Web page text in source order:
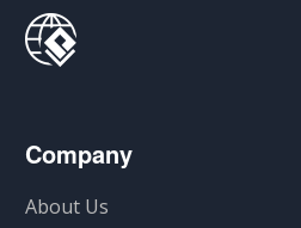
Company
About Us